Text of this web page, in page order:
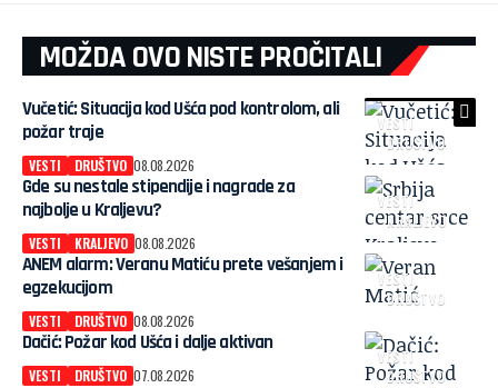
MOŽDA OVO NISTE PROČITALI
VESTI
DRUŠTVO
Vučetić: Situacija kod Ušća pod kontrolom, ali
požar traje
VESTI DRUŠTVO 08.08.2026
VESTI
KRALJEVO
Gde su nestale stipendije i nagrade za
najbolje u Kraljevu?
VESTI KRALJEVO 08.08.2026
VESTI
DRUŠTVO
ANEM alarm: Veranu Matiću prete vešanjem i
egzekucijom
VESTI DRUŠTVO 08.08.2026
VESTI
DRUŠTVO
Dačić: Požar kod Ušća i dalje aktivan
VESTI DRUŠTVO 07.08.2026